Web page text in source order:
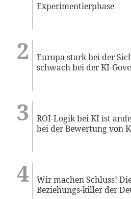
Experimentierphase
Europa stark bei der
schwach bei der KI-
ROI-Logik bei KI ist
bei der Bewertung von
Wir machen Schluss!
Beziehungs-killer der